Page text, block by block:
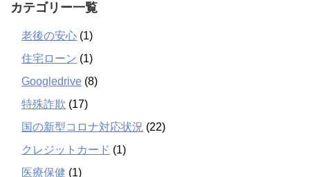
カテゴリー一覧
老後の安心 (1)
住宅ローン (1)
Googledrive (8)
特殊詐欺 (17)
国の新型コロナ対応状況 (22)
クレジットカード (1)
医療保健 (1)